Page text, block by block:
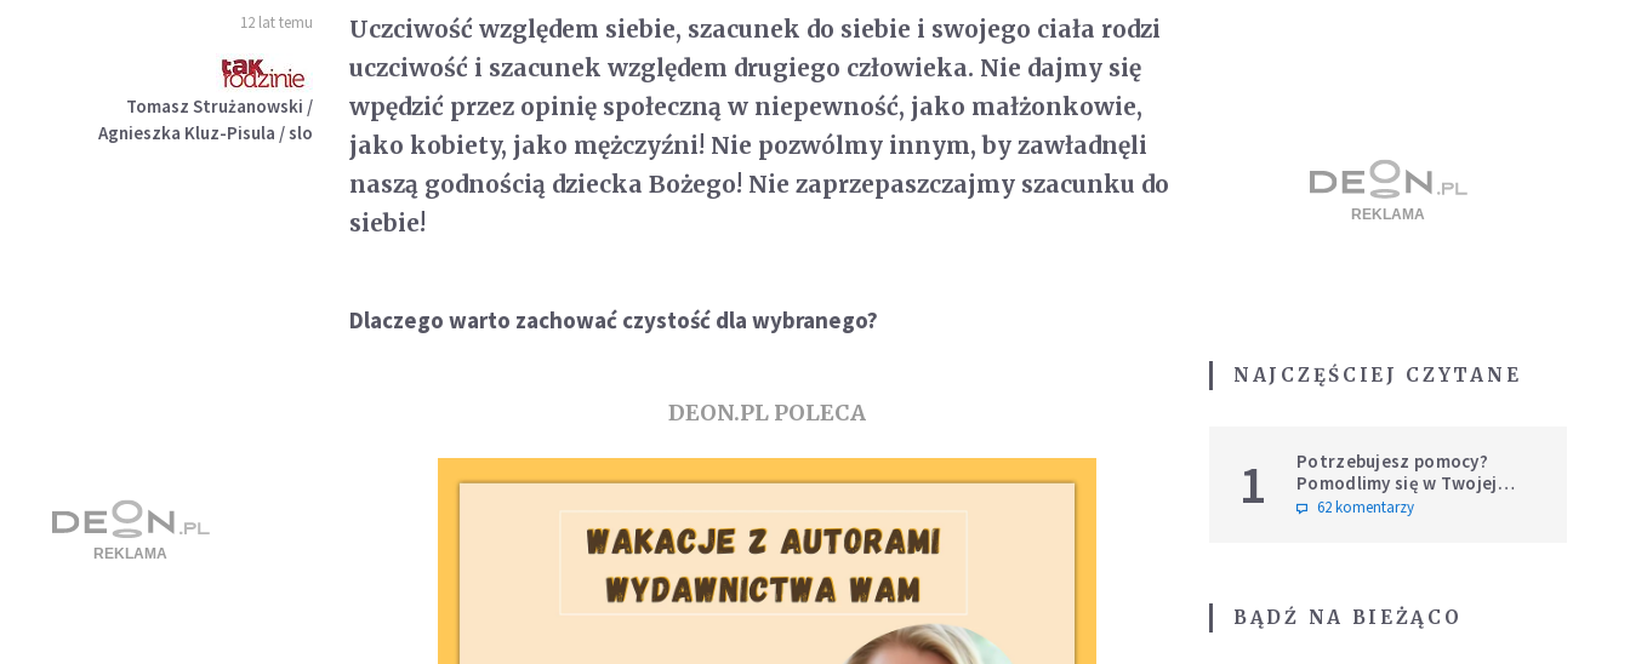
12 lat temu
Tomasz Strużanowski /
Agnieszka Kluz-Pisula / slo
Uczciwość względem siebie, szacunek do siebie i swojego ciała rodzi
uczciwość i szacunek względem drugiego człowieka. Nie dajmy się
wpędzić przez opinię społeczną w niepewność, jako małżonkowie,
jako kobiety, jako mężczyźni! Nie pozwólmy innym, by zawładnęli
naszą godnością dziecka Bożego! Nie zaprzepaszczajmy szacunku do
siebie!
Dlaczego warto zachować czystość dla wybranego?
DEON.PL POLECA
NAJCZĘŚCIEJ CZYTANE
1
Potrzebujesz pomocy?
Pomodlimy się w Twojej
intencji
62 komentarzy
BĄDŹ NA BIEŻĄCO